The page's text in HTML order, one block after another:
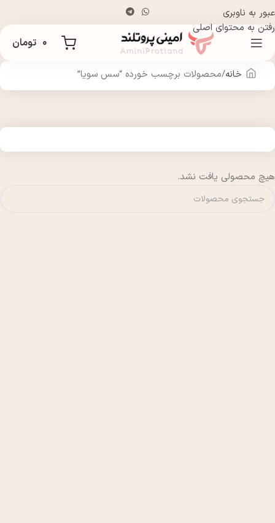
عبور به ناوبری
رفتن به محتوای اصلی
۰ تومان
خانه محصولات برچسب خورده “سس سویا”
هیچ محصولی یافت نشد.